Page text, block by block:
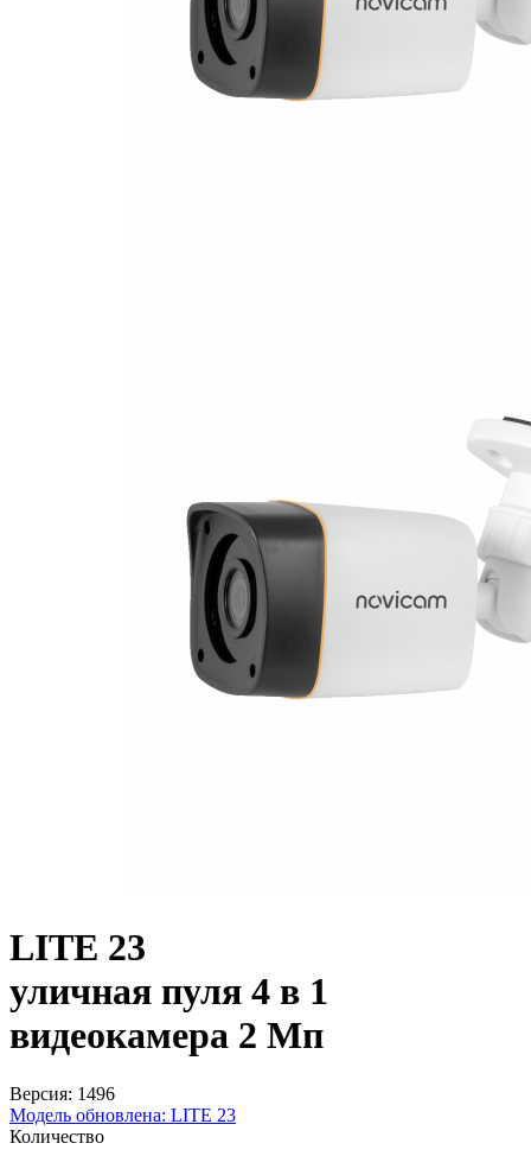
LITE 23
уличная пуля 4 в 1
видеокамера 2 Мп
Версия: 1496
Модель обновлена: LITE 23
Количество